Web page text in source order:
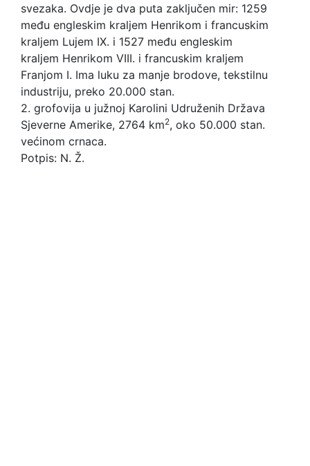
svezaka. Ovdje je dva puta zaključen mir: 1259
među engleskim kraljem Henrikom i francuskim
kraljem Lujem IX. i 1527 među engleskim
kraljem Henrikom VIII. i francuskim kraljem
Franjom I. Ima luku za manje brodove, tekstilnu
industriju, preko 20.000 stan.
2. grofovija u južnoj Karolini Udruženih Država
Sjeverne Amerike, 2764 km2, oko 50.000 stan.
većinom crnaca.
Potpis: N. Ž.